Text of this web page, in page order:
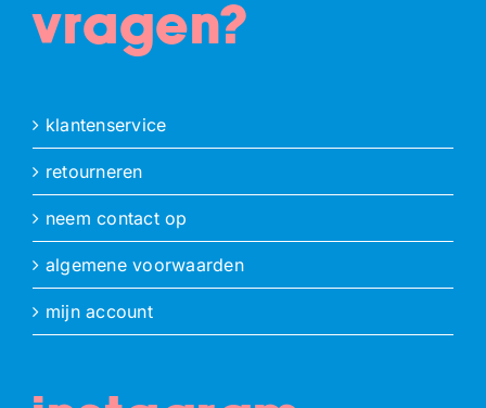
vragen?
klantenservice
retourneren
neem contact op
algemene voorwaarden
mijn account